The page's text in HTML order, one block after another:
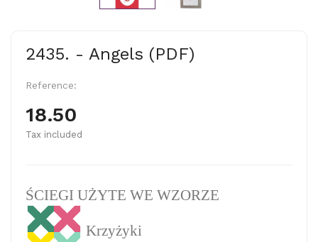
2435. - Angels (PDF)
Reference:
18.50
Tax included
ŚCIEGI UŻYTE WE WZORZE
Krzyżyki